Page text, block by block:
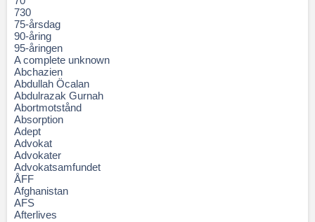
730
75-årsdag
90-åring
95-åringen
A complete unknown
Abchazien
Abdullah Öcalan
Abdulrazak Gurnah
Abortmotstånd
Absorption
Adept
Advokat
Advokater
Advokatsamfundet
ÅFF
Afghanistan
AFS
Afterlives